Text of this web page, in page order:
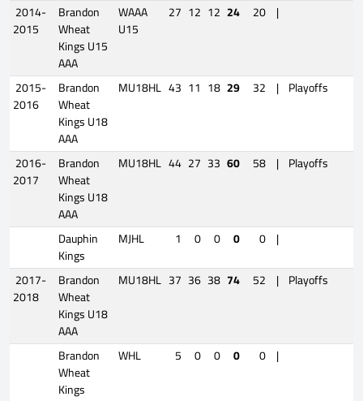
2014-
2015
Brandon
Wheat
Kings U15
AAA
WAAA
U15
27 12 12 24 20 |
2015-
2016
Brandon
Wheat
Kings U18
AAA
MU18HL 43 11 18 29 32 | Playoffs
2016-
2017
Brandon
Wheat
Kings U18
AAA
MU18HL 44 27 33 60 58 | Playoffs
Dauphin
Kings
MJHL 1 0 0 0 0 |
2017-
2018
Brandon
Wheat
Kings U18
AAA
MU18HL 37 36 38 74 52 | Playoffs
Brandon
Wheat
Kings
WHL 5 0 0 0 0 |